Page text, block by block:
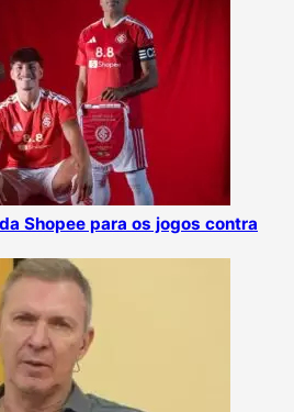
Shopee para os jogos contra